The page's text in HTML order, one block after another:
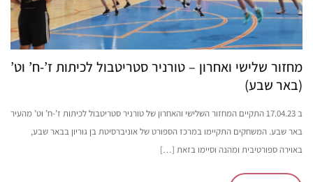
מחזור שלישי ואחרון – טורניר סטריטבול לכיתות ז’-ח’ וט’
(באר שבע)
ב 17.04.23 התקיים המחזור השלישי והאחרון של טורניר סטריטבול לכיתות ז’-ח’ וט’ מהעיר
באר שבע. המשחקים התקיימו במרכז הספורט של אוניברסיטת בן גוריון בבאר שבע,
באוירה ספורטיבית ומהנה וסיימו בזאת […]